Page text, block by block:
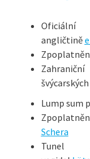
angličtině
švýcarských
Lump sum
Schera
Tunel